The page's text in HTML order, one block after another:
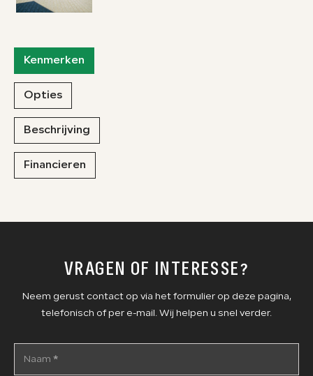
Kenmerken
Opties
Beschrijving
Financieren
VRAGEN OF INTERESSE?
Neem gerust contact op via het formulier op deze pagina,
telefonisch of per e-mail. Wij helpen u snel verder.
Naam *